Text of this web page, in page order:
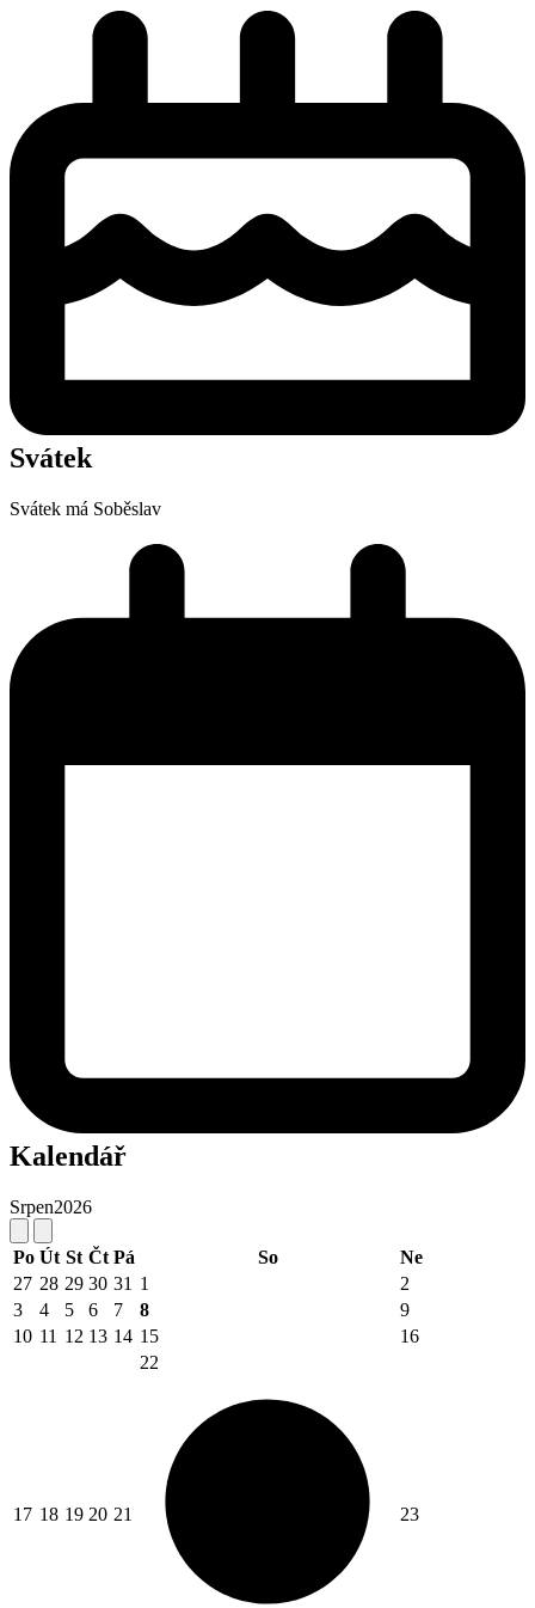
Svátek
Svátek má Soběslav
Kalendář
Srpen2026
Po Út St Čt Pá So
Ne
27 28 29 30 31 1
2
3
4 5 6 7 8
9
10 11 12 13 14 15 16
17 18 19 20 21
22
23